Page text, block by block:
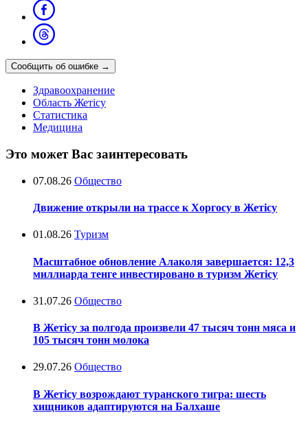
Сообщить об ошибке →
Здравоохранение
Область Жетісу
Статистика
Медицина
Это может Вас заинтересовать
07.08.26 Общество
Движение открыли на трассе к Хоргосу в Жетісу
01.08.26 Туризм
Масштабное обновление Алаколя завершается: 12,3
миллиарда тенге инвестировано в туризм Жетісу
31.07.26 Общество
В Жетісу за полгода произвели 47 тысяч тонн мяса и
105 тысяч тонн молока
29.07.26 Общество
В Жетісу возрождают туранского тигра: шесть
хищников адаптируются на Балхаше